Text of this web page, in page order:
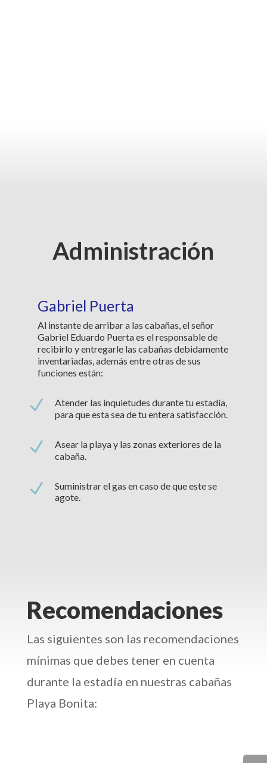
Administración
Gabriel Puerta
Al instante de arribar a las cabañas, el señor
Gabriel Eduardo Puerta es el responsable de
recibirlo y entregarle las cabañas debidamente
inventariadas, además entre otras de sus
funciones están:
N
Atender las inquietudes durante tu estadía,
para que esta sea de tu entera satisfacción.
N
Asear la playa y las zonas exteriores de la
cabaña.
N
Suministrar el gas en caso de que este se
agote.
Recomendaciones
Las siguientes son las recomendaciones
mínimas que debes tener en cuenta
durante la estadía en nuestras cabañas
Playa Bonita: